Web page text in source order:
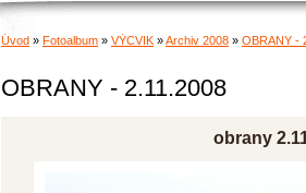
Úvod » Fotoalbum » VÝCVIK »Archiv 2008 » OBRANY -
OBRANY - 2.11.2008
obrany